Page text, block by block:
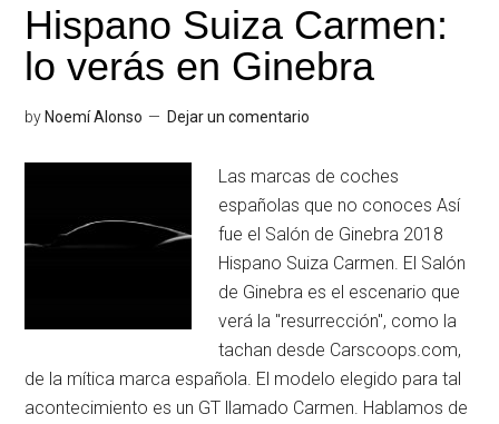
la
ciudad
presenta
Hispano Suiza Carmen:
lo verás en Ginebra
by Noemí Alonso Dejar un comentario
Las marcas de coches
españolas que no conoces Así
fue el Salón de Ginebra 2018
Hispano Suiza Carmen. El Salón
de Ginebra es el escenario que
verá la "resurrección", como la
tachan desde Carscoops.com,
de la mítica marca española. El modelo elegido para tal
acontecimiento es un GT llamado Carmen. Hablamos de